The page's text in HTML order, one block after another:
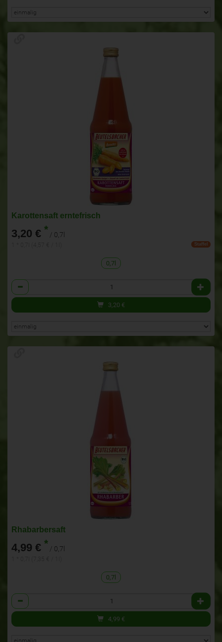
Karottensaft erntefrisch
3,20 € * / 0,7l
Staffel
0,7l
Anzahl
3,20 €
Rhabarbersaft
4,99 € * / 0,7l
0,7l
Anzahl
4,99 €